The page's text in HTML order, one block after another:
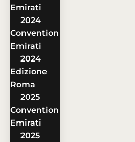
Emirati
2024
Convention
Emirati
2024
Edizione
Roma
2025
Convention
Emirati
2025